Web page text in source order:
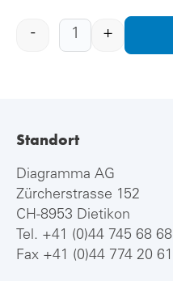
- +
Standort
Diagramma AG
Zürcherstrasse 152
CH-8953 Dietikon
Tel. +41 (0)44 745 68 68
Fax +41 (0)44 774 20 61